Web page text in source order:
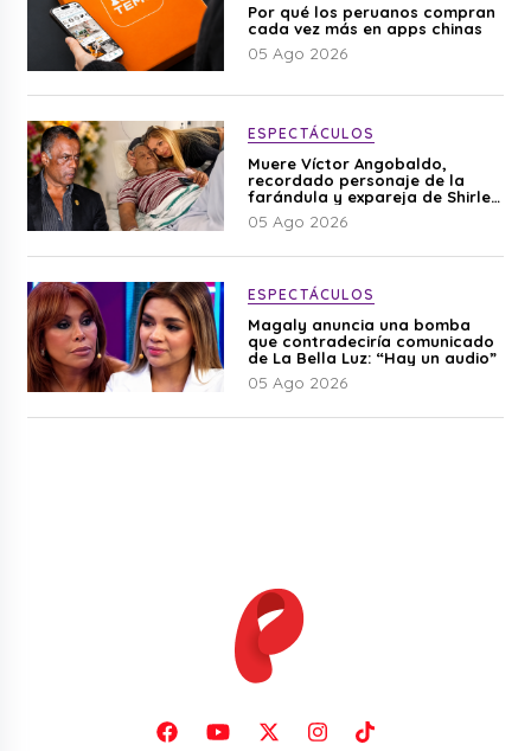
Por qué los peruanos compran
cada vez más en apps chinas
05 Ago 2026
ESPECTÁCULOS
Muere Víctor Angobaldo,
recordado personaje de la
farándula y expareja de Shirley
Cherres
05 Ago 2026
ESPECTÁCULOS
Magaly anuncia una bomba
que contradeciría comunicado
de La Bella Luz: “Hay un audio”
05 Ago 2026